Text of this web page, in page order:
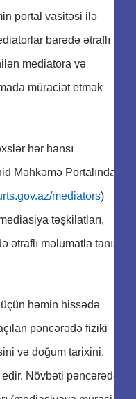
portal vasitəsi ilə
barədə ətraflı
mediatora və
müraciət etmək
hər hansı
Məhkəmə Portalında
mediators)
təşkilatları,
ətraflı məlumatla tanış
həmin hissədə
pəncərədə fiziki
və doğum tarixini,
Növbəti pəncərədə